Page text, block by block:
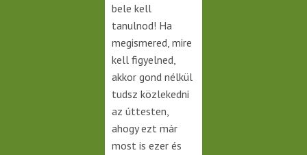
bele kell
tanulnod! Ha
megismered, mire
kell figyelned,
akkor gond nélkül
tudsz közlekedni
az úttesten,
ahogy ezt már
most is ezer és